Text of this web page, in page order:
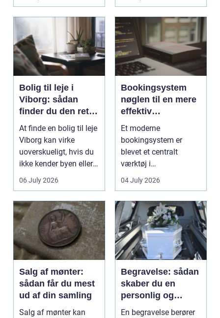
fyldt med dygtige...
Bolig til leje i
Viborg: sådan
finder du den rette
lejlighed
At finde en bolig til leje
Viborg kan virke
uoverskueligt, hvis du
ikke kender byen eller
det lokale...
06 July 2026
Bookingsystem
nøglen til en mere
effektiv
klinikhverdag
Et moderne
bookingsystem er
blevet et centralt
værktøj i
sundhedssektoren.
Klinikker, praksis og
beh...
04 July 2026
Salg af mønter:
sådan får du mest
ud af din samling
Salg af mønter kan
Begravelse: sådan
skaber du en
personlig og
respektfuld afsked
En begravelse berører